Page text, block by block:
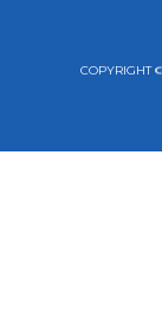
COPYRIGHT